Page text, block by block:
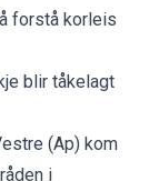
forstå korleis
blir tåkelagt
(Ap) kom
i